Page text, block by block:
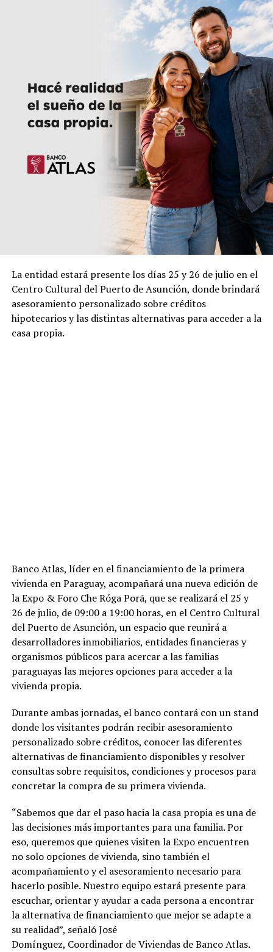
La entidad estará presente los días 25 y 26 de julio en el
Centro Cultural del Puerto de Asunción, donde brindará
asesoramiento personalizado sobre créditos
hipotecarios y las distintas alternativas para acceder a la
casa propia.
Banco Atlas, líder en el financiamiento de la primera
vivienda en Paraguay, acompañará una nueva edición de
la Expo & Foro Che Róga Porã, que se realizará el 25 y
26 de julio, de 09:00 a 19:00 horas, en el Centro Cultural
del Puerto de Asunción, un espacio que reunirá a
desarrolladores inmobiliarios, entidades financieras y
organismos públicos para acercar a las familias
paraguayas las mejores opciones para acceder a la
vivienda propia.
Durante ambas jornadas, el banco contará con un stand
donde los visitantes podrán recibir asesoramiento
personalizado sobre créditos, conocer las diferentes
alternativas de financiamiento disponibles y resolver
consultas sobre requisitos, condiciones y procesos para
concretar la compra de su primera vivienda.
“Sabemos que dar el paso hacia la casa propia es una de
las decisiones más importantes para una familia. Por
eso, queremos que quienes visiten la Expo encuentren
no solo opciones de vivienda, sino también el
acompañamiento y el asesoramiento necesario para
hacerlo posible. Nuestro equipo estará presente para
escuchar, orientar y ayudar a cada persona a encontrar
la alternativa de financiamiento que mejor se adapte a
su realidad”, señaló José
Domínguez, Coordinador de Viviendas de Banco Atlas.